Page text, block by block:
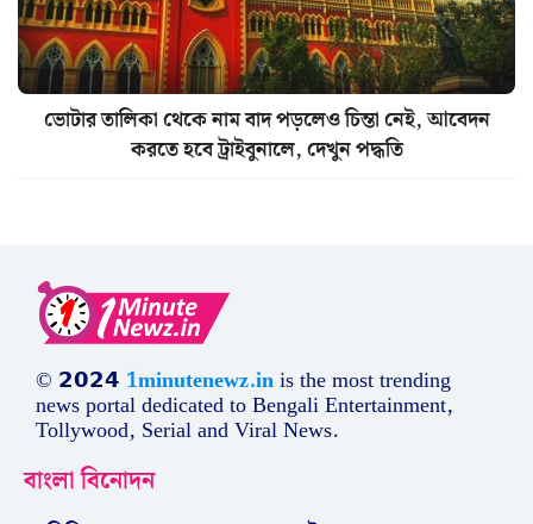
ভোটার তালিকা থেকে নাম বাদ পড়লেও চিন্তা নেই, আবেদন
করতে হবে ট্রাইবুনালে, দেখুন পদ্ধতি
© 𝟮𝟬𝟮𝟰 1minutenewz.inis the most trending
news portal dedicated to Bengali Entertainment,
Tollywood, Serial and Viral News.
বাংলা বিনোদন